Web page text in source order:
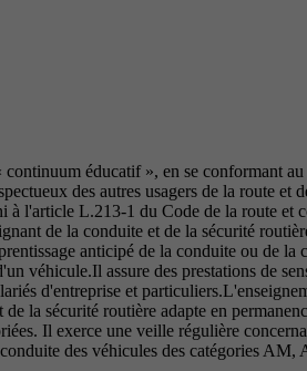
éducatif », en se conformant
des autres usagers de la route
à l'article L.213-1 du Code de la route
de la conduite et de la sécurité
anticipé de la conduite ou de
véhicule.Il assure des prestations de
d'entreprise et
la sécurité routière adapte en
Il exerce une veille régulière
des véhicules des catégories